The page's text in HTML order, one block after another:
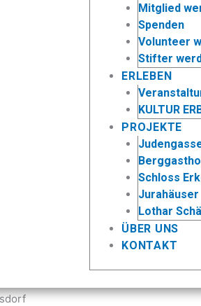
Mitglied
Spenden
Volunteer
Stifter
ERLEBEN
KULTUR
PROJEKTE
Schloss
Jurahäuser
Lothar
ÜBER UNS
KONTAKT